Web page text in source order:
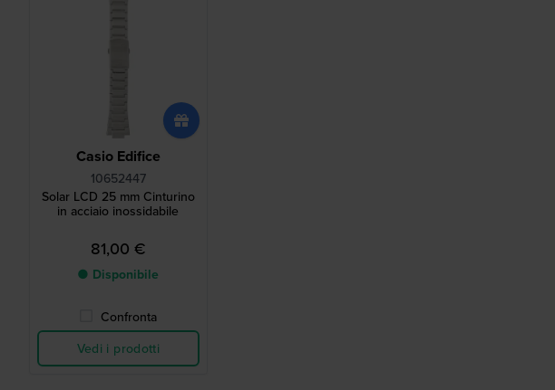
Casio Edifice
10652447
Solar LCD 25 mm Cinturino
in acciaio inossidabile
81,00 €
● Disponibile
Confronta
Vedi i prodotti